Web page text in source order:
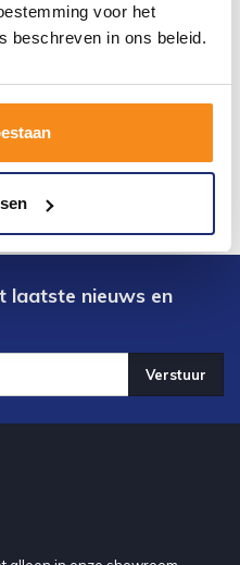
voor het
beschreven in ons beleid.
laatste nieuws en
Verstuur